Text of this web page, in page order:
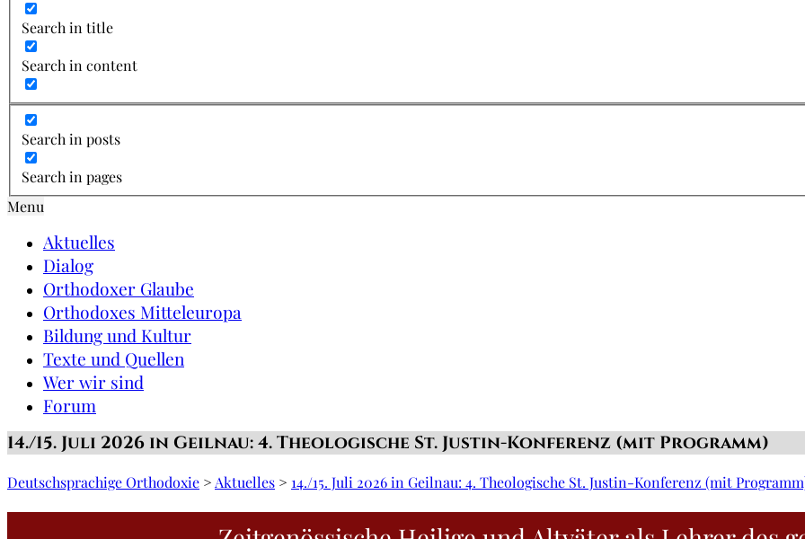
Search in title
Search in content
Search in posts
Search in pages
Menu
Aktuelles
Dialog
Orthodoxer Glaube
Orthodoxes Mitteleuropa
Bildung und Kultur
Texte und Quellen
Wer wir sind
Forum
14./15. Juli 2026 in Geilnau: 4. Theologische St. Justin-Konferenz (mit Programm)
Deutschsprachige Orthodoxie > Aktuelles > 14./15. Juli 2026 in Geilnau: 4. Theologische St. Justin-Konferenz (mit